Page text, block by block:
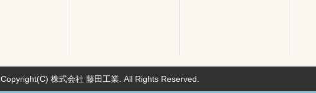
Copyright(C) 株式会社 藤田工業. All Rights Reserved.